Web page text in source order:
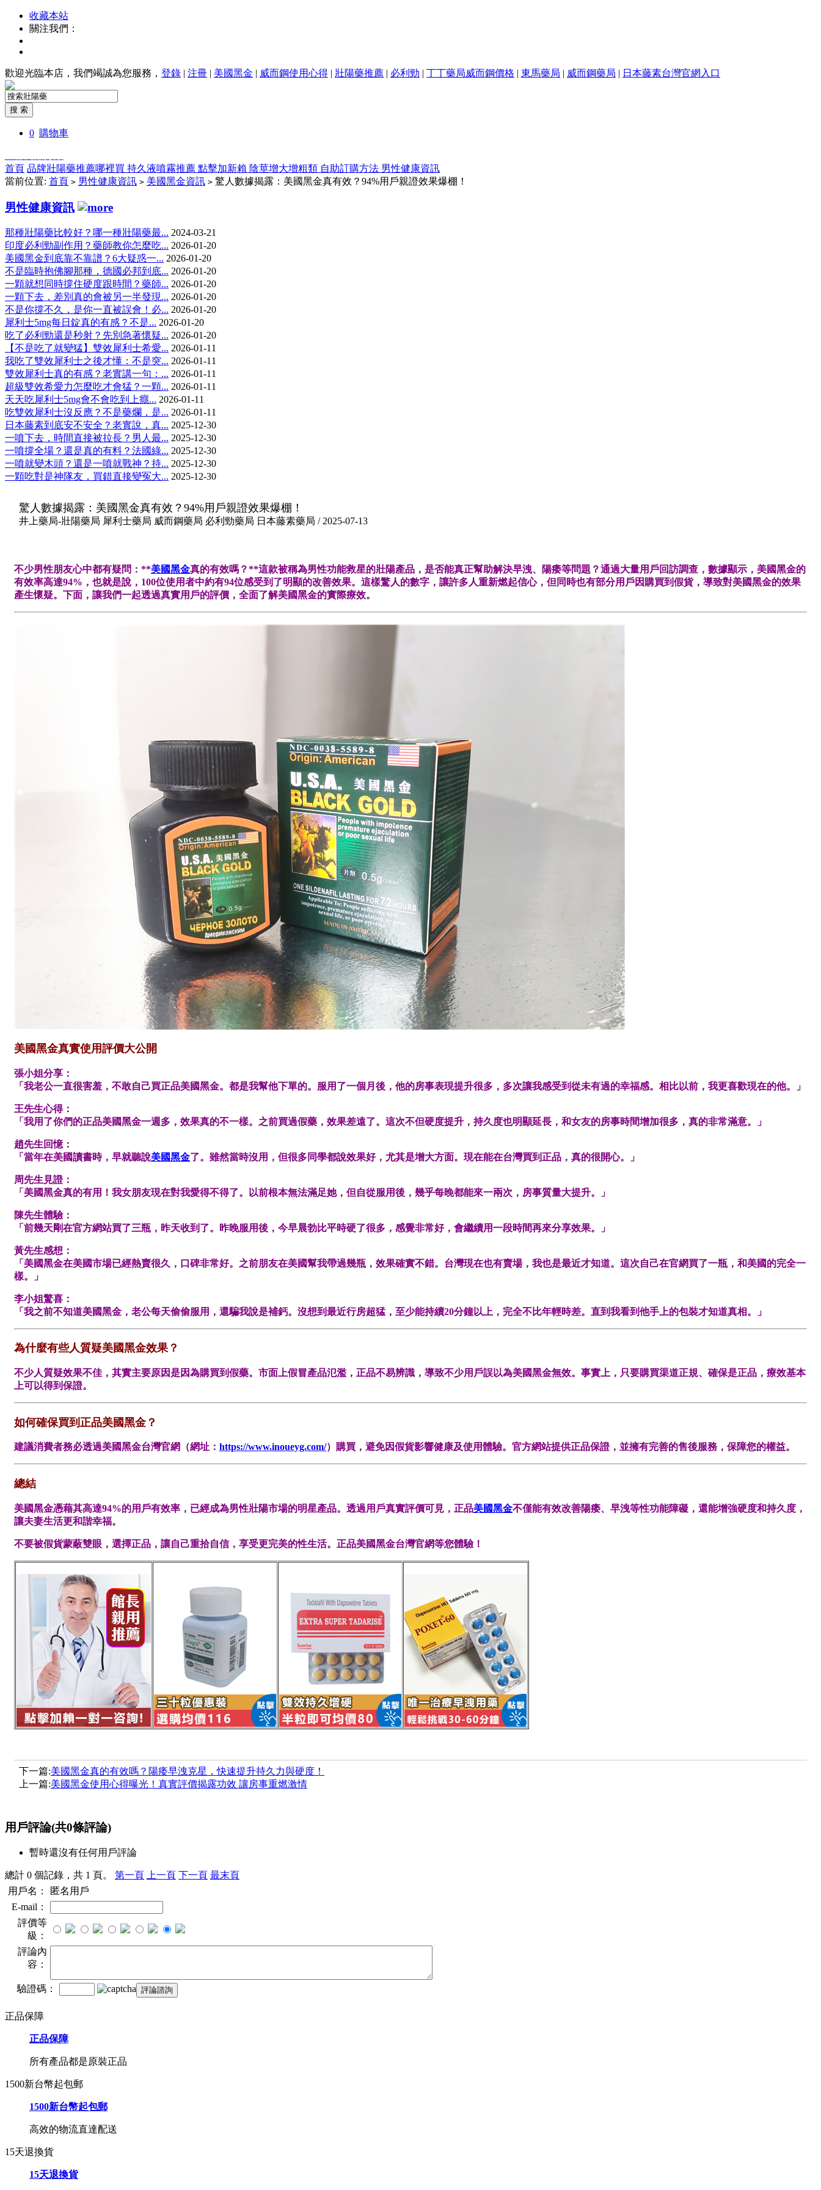
收藏本站
關注我們：
歡迎光臨本店，我們竭誠為您服務， 登錄 | 注冊 | 美國黑金 | 威而鋼使用心得 | 壯陽藥推薦 | 必利勁 | 丁丁藥局威而鋼價格 | 東馬藥局 | 威而鋼藥局 | 日本藤素台灣官網入口
0 購物車
首頁 品牌壯陽藥推薦哪裡買 持久液噴霧推薦 點擊加新賴 陰莖增大增粗類 自助訂購方法 男性健康資訊
當前位置: 首頁 > 男性健康資訊 > 美國黑金資訊 > 驚人數據揭露：美國黑金真有效？94%用戶親證效果爆棚！
男性健康資訊
那種壯陽藥比較好？哪一種壯陽藥最... 2024-03-21
印度必利勁副作用？藥師教你怎麼吃... 2026-01-20
美國黑金到底靠不靠譜？6大疑惑一... 2026-01-20
不是臨時抱佛腳那種，德國必邦到底... 2026-01-20
一顆就想同時撐住硬度跟時間？藥師... 2026-01-20
一顆下去，差別真的會被另一半發現... 2026-01-20
不是你撐不久，是你一直被誤會！必... 2026-01-20
犀利士5mg每日錠真的有感？不是... 2026-01-20
吃了必利勁還是秒射？先別急著懷疑... 2026-01-20
【不是吃了就變猛】雙效犀利士希愛... 2026-01-11
我吃了雙效犀利士之後才懂：不是突... 2026-01-11
雙效犀利士真的有感？老實講一句：... 2026-01-11
超級雙效希愛力怎麼吃才會猛？一顆... 2026-01-11
天天吃犀利士5mg會不會吃到上癮... 2026-01-11
吃雙效犀利士沒反應？不是藥爛，是... 2026-01-11
日本藤素到底安不安全？老實說，真... 2025-12-30
一噴下去，時間直接被拉長？男人最... 2025-12-30
一噴撐全場？還是真的有料？法國綠... 2025-12-30
一噴就變木頭？還是一噴就戰神？持... 2025-12-30
一顆吃對是神隊友，買錯直接變冤大... 2025-12-30
驚人數據揭露：美國黑金真有效？94%用戶親證效果爆棚！
井上藥局-壯陽藥局 犀利士藥局 威而鋼藥局 必利勁藥局 日本藤素藥局 / 2025-07-13
不少男性朋友心中都有疑問：**美國黑金真的有效嗎？**這款被稱為男性功能救星的壯陽產品，是否能真正幫助解決早洩、陽痿等問題？通過大量用戶回訪調查，數據顯示，美國黑金的
有效率高達94%，也就是說，100位使用者中約有94位感受到了明顯的改善效果。這樣驚人的數字，讓許多人重新燃起信心，但同時也有部分用戶因購買到假貨，導致對美國黑金的效果
產生懷疑。下面，讓我們一起透過真實用戶的評價，全面了解美國黑金的實際療效。
美國黑金真實使用評價大公開
張小姐分享：
「我老公一直很害羞，不敢自己買正品美國黑金。都是我幫他下單的。服用了一個月後，他的房事表現提升很多，多次讓我感受到從未有過的幸福感。相比以前，我更喜歡現在的他。」
王先生心得：
「我用了你們的正品美國黑金一週多，效果真的不一樣。之前買過假藥，效果差遠了。這次不但硬度提升，持久度也明顯延長，和女友的房事時間增加很多，真的非常滿意。」
趙先生回憶：
「當年在美國讀書時，早就聽說美國黑金了。雖然當時沒用，但很多同學都說效果好，尤其是增大方面。現在能在台灣買到正品，真的很開心。」
周先生見證：
「美國黑金真的有用！我女朋友現在對我愛得不得了。以前根本無法滿足她，但自從服用後，幾乎每晚都能來一兩次，房事質量大提升。」
陳先生體驗：
「前幾天剛在官方網站買了三瓶，昨天收到了。昨晚服用後，今早晨勃比平時硬了很多，感覺非常好，會繼續用一段時間再來分享效果。」
黃先生感想：
「美國黑金在美國市場已經熱賣很久，口碑非常好。之前朋友在美國幫我帶過幾瓶，效果確實不錯。台灣現在也有賣場，我也是最近才知道。這次自己在官網買了一瓶，和美國的完全一
樣。」
李小姐驚喜：
「我之前不知道美國黑金，老公每天偷偷服用，還騙我說是補鈣。沒想到最近行房超猛，至少能持續20分鐘以上，完全不比年輕時差。直到我看到他手上的包裝才知道真相。」
為什麼有些人質疑美國黑金效果？
不少人質疑效果不佳，其實主要原因是因為購買到假藥。市面上假冒產品氾濫，正品不易辨識，導致不少用戶誤以為美國黑金無效。事實上，只要購買渠道正規、確保是正品，療效基本
上可以得到保證。
如何確保買到正品美國黑金？
建議消費者務必透過美國黑金台灣官網 （網址： https://www.inoueyg.com/）購買，避免因假貨影響健康及使用體驗。官方網站提供正品保證，並擁有完善的售後服務，保障您的權益。
總結
美國黑金憑藉其高達94%的用戶有效率，已經成為男性壯陽市場的明星產品。透過用戶真實評價可見，正品美國黑金不僅能有效改善陽痿、早洩等性功能障礙，還能增強硬度和持久度，
讓夫妻生活更和諧幸福。
不要被假貨蒙蔽雙眼，選擇正品，讓自己重拾自信，享受更完美的性生活。正品美國黑金台灣官網等您體驗！
下一篇:美國黑金真的有效嗎？陽痿早洩克星，快速提升持久力與硬度！
上一篇:美國黑金使用心得曝光！真實評價揭露功效 讓房事重燃激情
用戶評論(共0條評論)
暫時還沒有任何用戶評論
總計 0 個記錄，共 1 頁。 第一頁 上一頁 下一頁 最末頁
用戶名：
匿名用戶
E-mail：
評價等
級：
評論內
容：
驗證碼：
正品保障
正品保障
所有產品都是原裝正品
1500新台幣起包郵
1500新台幣起包郵
高效的物流直達配送
15天退換貨
15天退換貨